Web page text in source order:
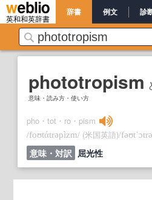
英和和英辞書
辞書 例文 診
phototropism
意味・読み方・使い方
pho・tot・ro・pism
/foʊtάtrəpìzm/ (米国英語)/
意味・対訳 屈光性